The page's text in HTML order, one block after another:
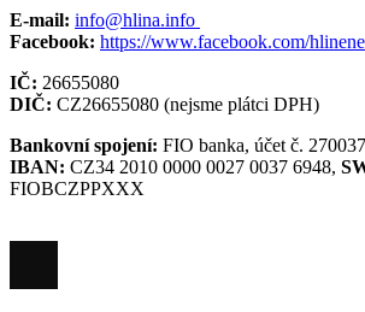
E-mail: info@hlina.info
Facebook: https://www.facebook.com/
IČ: 26655080
DIČ: CZ26655080 (nejsme plátci DPH)
Bankovní spojení: FIO banka, účet č.
IBAN: CZ34 2010 0000 0027 0037 6948,
FIOBCZPPXXX